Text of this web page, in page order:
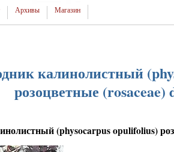
Архивы Магазин
калинолистный
розоцветные (rosaceae)
(physocarpus opulifolius)